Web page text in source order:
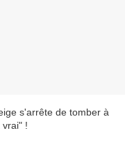
s'arrête de tomber à
!